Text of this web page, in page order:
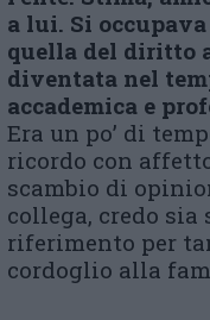
a lui. Si
quella del diritto
diventata nel
accademica e
Era un po’ di
ricordo con
scambio di
collega, credo
riferimento per
cordoglio alla